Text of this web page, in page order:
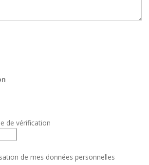
de vérification
de mes données personnelles